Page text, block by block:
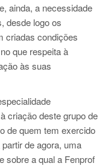
ainda, a necessidade
desde logo os
criadas condições
que respeita à
às suas
criação deste grupo de
de quem tem exercido
de agora, uma
sobre a qual a Fenprof